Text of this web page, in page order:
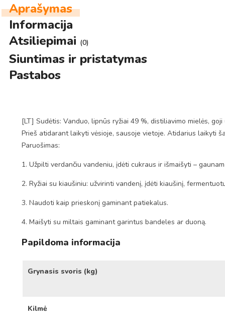
Aprašymas
Informacija
Atsiliepimai (0)
Siuntimas ir pristatymas
Pastabos
[LT] Sudėtis: Vanduo, lipnūs ryžiai 49 %, distiliavimo mielės, goji
Prieš atidarant laikyti vėsioje, sausoje vietoje. Atidarius laikyti
Paruošimas:
1. Užpilti verdančiu vandeniu, įdėti cukraus ir išmaišyti –
2. Ryžiai su kiaušiniu: užvirinti vandenį, įdėti kiaušinį,
3. Naudoti kaip prieskonį gaminant patiekalus.
4. Maišyti su miltais gaminant garintus bandeles ar duoną.
Papildoma informacija
Grynasis svoris (kg)
Kilmė